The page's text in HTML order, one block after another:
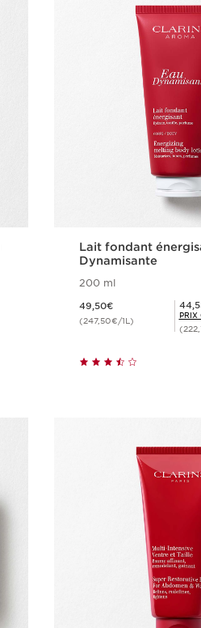
Lait fondant
Dynamisante
200 ml
49,50€
(247,50€/1L)
Prix Club
PRIX